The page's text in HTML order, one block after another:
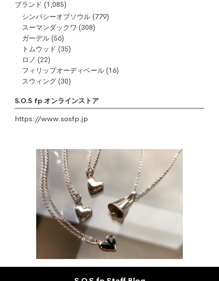
ブランド (1,085)
シンパシーオブソウル (779)
スーマンダックワ (308)
ガーデル (56)
トムウッド (35)
ロノ (22)
フィリップオーディベール (16)
スウィング (30)
S.O.S fp オンラインストア
https://www.sosfp.jp